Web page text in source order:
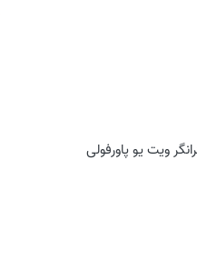
ویت یو پاورفولی